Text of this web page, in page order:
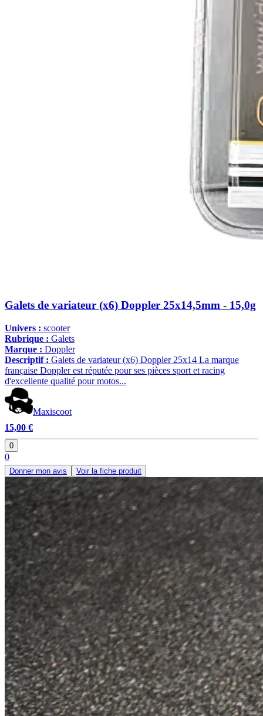
Galets de variateur (x6) Doppler 25x14,5mm - 15,0g
Univers : scooter
Rubrique : Galets
Marque : Doppler
Descriptif : Galets de variateur (x6) Doppler 25x14 La marque
française Doppler est réputée pour ses pièces sport et racing
d'excellente qualité pour motos...
Maxiscoot
15,00 €
0
0
Donner mon avis Voir la fiche produit